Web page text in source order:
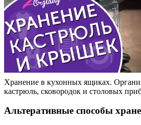
Хранение в кухонных ящиках.
кастрюль, сковородок и столовых
Альтеративные способы